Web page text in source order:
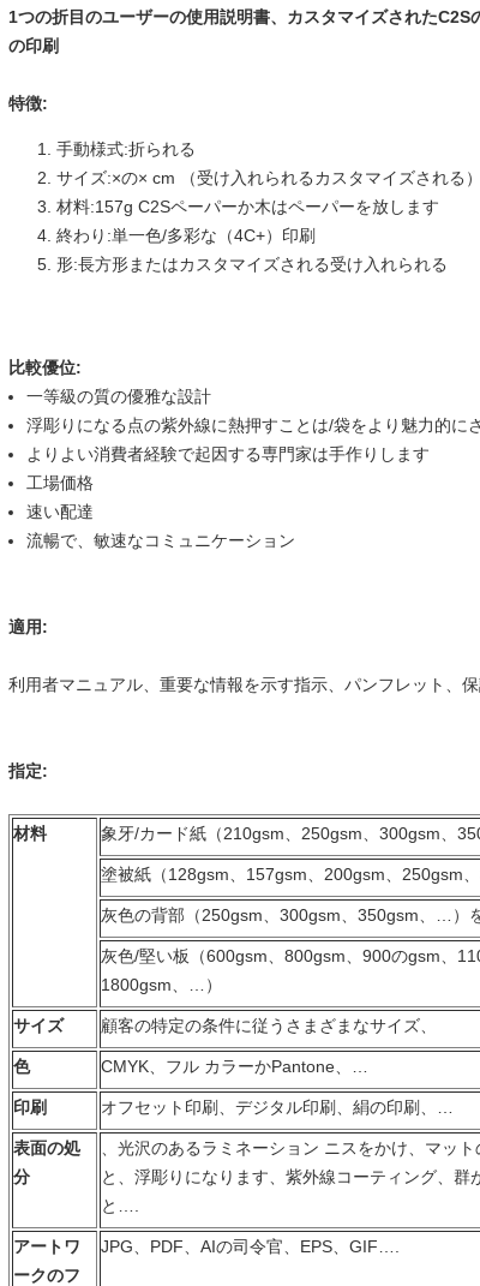
1つの折目のユーザーの使用説明書、カスタマイズされた
の印刷
特徴:
手動様式:折られる
サイズ:×の× cm （受け入れられるカスタマイズされる）
材料:157g C2Sペーパーか木はペーパーを放します
終わり:単一色/多彩な（4C+）印刷
形:長方形またはカスタマイズされる受け入れられる
比較優位:
一等級の質の優雅な設計
浮彫りになる点の紫外線に熱押すことは/袋をより魅力的に
よりよい消費者経験で起因する専門家は手作りします
工場価格
速い配達
流暢で、敏速なコミュニケーション
適用:
利用者マニュアル、重要な情報を示す指示、パンフレット、
指定:
材料 象牙/カード紙（210gsm、250gsm、300gsm、
塗被紙（128gsm、157gsm、200gsm、250gsm
灰色の背部（250gsm、300gsm、350gsm、…）
灰色/堅い板（600gsm、800gsm、900のgsm、
1800gsm、…）
サイズ 顧客の特定の条件に従うさまざまなサイズ、
色 CMYK、フル カラーかPantone、…
印刷 オフセット印刷、デジタル印刷、絹の印刷、…
表面の処
分
、光沢のあるラミネーション ニスをかけ、マッ
と、浮彫りになります、紫外線コーティング、群
と….
アートワ
ークのフ
JPG、PDF、AIの司令官、EPS、GIF….